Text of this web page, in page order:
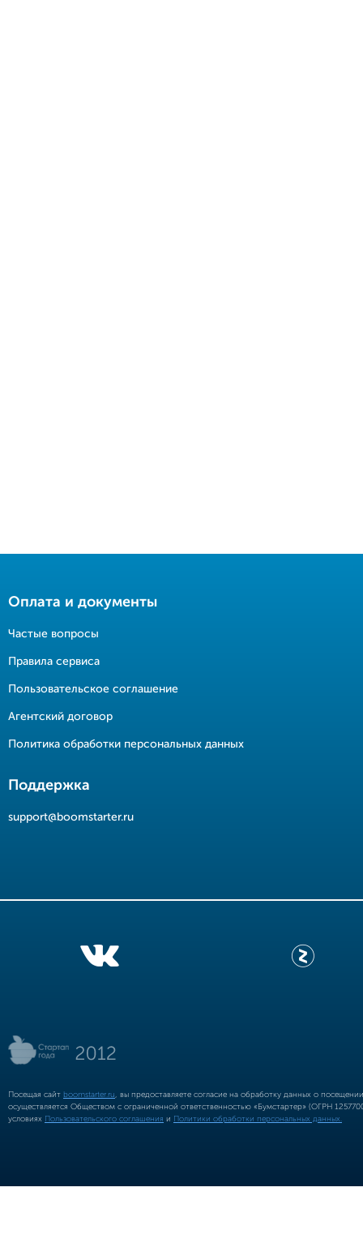
Оплата и документы
Частые вопросы
Правила сервиса
Пользовательское соглашение
Агентский договор
Политика обработки персональных данных
Поддержка
support@boomstarter.ru
Посещая сайт boomstarter.ru , вы предоставляете согласие на обработку данных о
осуществляется Обществом с ограниченной ответственностью «Бумстартер» (ОГРН
условиях Пользовательского соглашения и Политики обработки персональных данных.